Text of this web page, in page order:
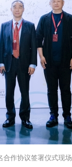
合作协议签署仪式现场